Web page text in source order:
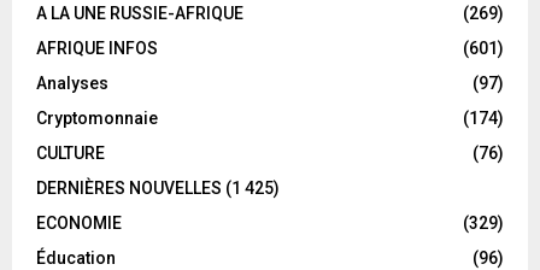
A LA UNE RUSSIE-AFRIQUE
(269)
AFRIQUE INFOS
(601)
Analyses
(97)
Cryptomonnaie
(174)
CULTURE
(76)
DERNIÈRES NOUVELLES (1 425)
ECONOMIE
(329)
Éducation
(96)